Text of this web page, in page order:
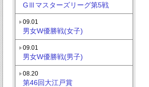
GⅢマスターズリーグ第5戦
09.01
男女W優勝戦(女子)
09.01
男女W優勝戦(男子)
08.20
第46回大江戸賞